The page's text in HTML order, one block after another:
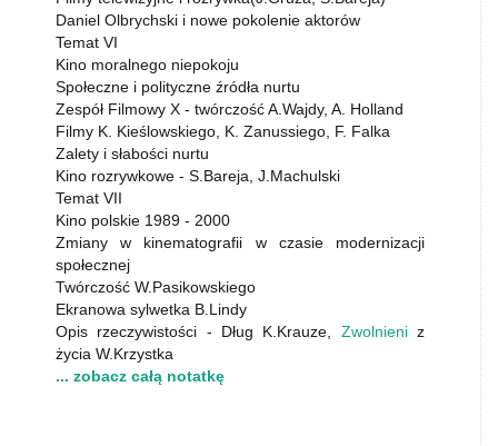
Daniel Olbrychski i nowe pokolenie aktorów
Temat VI
Kino moralnego niepokoju
Społeczne i polityczne źródła nurtu
Zespół Filmowy X - twórczość A.Wajdy, A. Holland
Filmy K. Kieślowskiego, K. Zanussiego, F. Falka
Zalety i słabości nurtu
Kino rozrywkowe - S.Bareja, J.Machulski
Temat VII
Kino polskie 1989 - 2000
Zmiany w kinematografii w czasie modernizacji
społecznej
Twórczość W.Pasikowskiego
Ekranowa sylwetka B.Lindy
Opis rzeczywistości - Dług K.Krauze, Zwolnieniz
życia W.Krzystka
... zobacz całą notatkę